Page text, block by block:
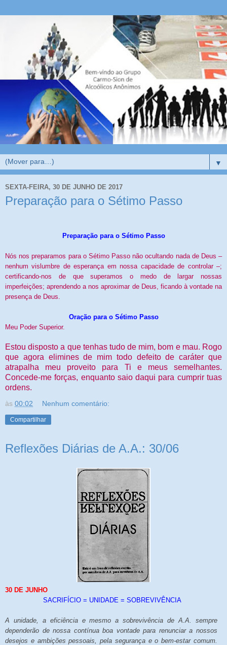
▼
SEXTA-FEIRA, 30 DE JUNHO DE 2017
Preparação para o Sétimo Passo
Preparação para o Sétimo Passo
Nós nos preparamos para o Sétimo Passo não ocultando nada de Deus –
nenhum vislumbre de esperança em nossa capacidade de controlar –;
certificando-nos de que superamos o medo de largar nossas
imperfeições; aprendendo a nos aproximar de Deus, ficando à vontade na
presença de Deus.
Oração para o Sétimo Passo
Meu Poder Superior.
Estou disposto a que tenhas tudo de mim, bom e mau. Rogo
que agora elimines de mim todo defeito de caráter que
atrapalha meu proveito para Ti e meus semelhantes.
Concede-me forças, enquanto saio daqui para cumprir tuas
ordens.
às 00:02 Nenhum comentário:
Compartilhar
Reflexões Diárias de A.A.: 30/06
30 DE JUNHO
SACRIFÍCIO = UNIDADE = SOBREVIVÊNCIA
A unidade, a eficiência e mesmo a sobrevivência de A.A. sempre
dependerão de nossa contínua boa vontade para renunciar a nossos
desejos e ambições pessoais, pela segurança e o bem-estar comum.